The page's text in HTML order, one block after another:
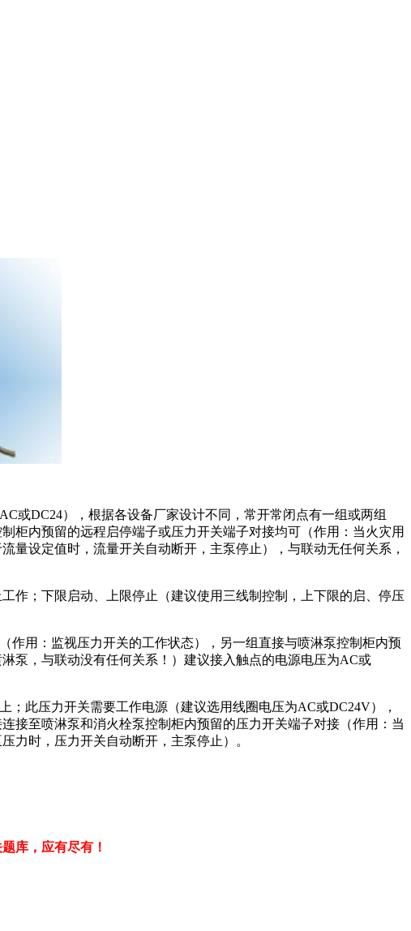
或DC24），根据各设备厂家设计不同，常开常闭点有一组或两组
柜内预留的远程启停端子或压力开关端子对接均可（作用：当火灾用
量设定值时，流量开关自动断开，主泵停止），与联动无任何关系，
作；下限启动、上限停止（建议使用三线制控制，上下限的启、停压
作用：监视压力开关的工作状态），另一组直接与喷淋泵控制柜内预
泵，与联动没有任何关系！）建议接入触点的电源电压为AC或
此压力开关需要工作电源（建议选用线圈电压为AC或DC24V），
接至喷淋泵和消火栓泵控制柜内预留的压力开关端子对接（作用：当
力时，压力开关自动断开，主泵停止）。
库，应有尽有！